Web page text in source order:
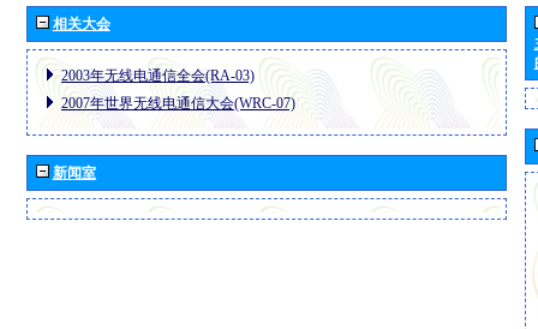
相关大会
2003年无线电通信全会(RA-03)
2007年世界无线电通信大会(WRC-07)
新闻室